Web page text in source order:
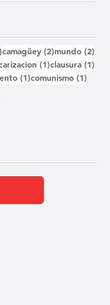
2 entradas
camagüey (2)2 entradas
mundo (2)
(1)1 entrada
clausura (1)
(1)1 entrada
comunismo (1)